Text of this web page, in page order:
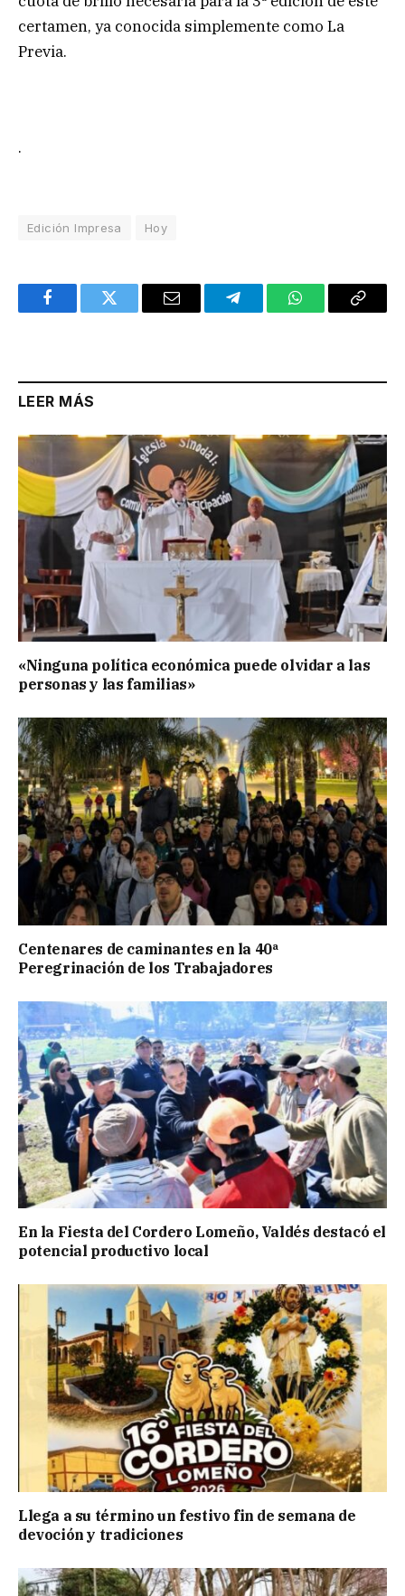
certamen, ya conocida simplemente como La
Previa.
.
Edición Impresa Hoy
FacebookTwitter Email TelegramWhatsAppCopy
LEER MÁS
«Ninguna política económica puede olvidar a las
personas y las familias»
Centenares de caminantes en la 40ª
Peregrinación de los Trabajadores
En la Fiesta del Cordero Lomeño, Valdés destacó el
potencial productivo local
Llega a su término un festivo fin de semana de
devoción y tradiciones